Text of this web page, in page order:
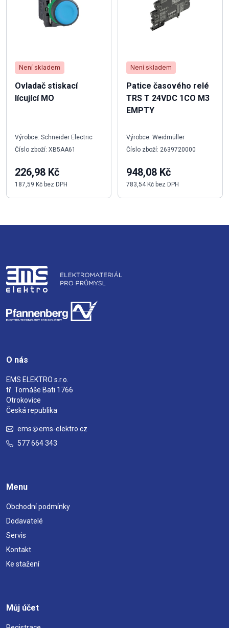
Není skladem
Ovladač stiskací
lícující MO
Výrobce: Schneider Electric
Číslo zboží: XB5AA61
226,98 Kč
187,59 Kč bez DPH
Není skladem
Patice časového relé
TRS T 24VDC 1CO M3
EMPTY
Výrobce: Weidmüller
Číslo zboží: 2639720000
948,08 Kč
783,54 Kč bez DPH
O nás
EMS ELEKTRO s.r.o.
tř. Tomáše Bati 1766
Otrokovice
Česká republika
ems
ems-elektro.cz
577 664 343
Menu
Obchodní podmínky
Dodavatelé
Servis
Kontakt
Ke stažení
Můj účet